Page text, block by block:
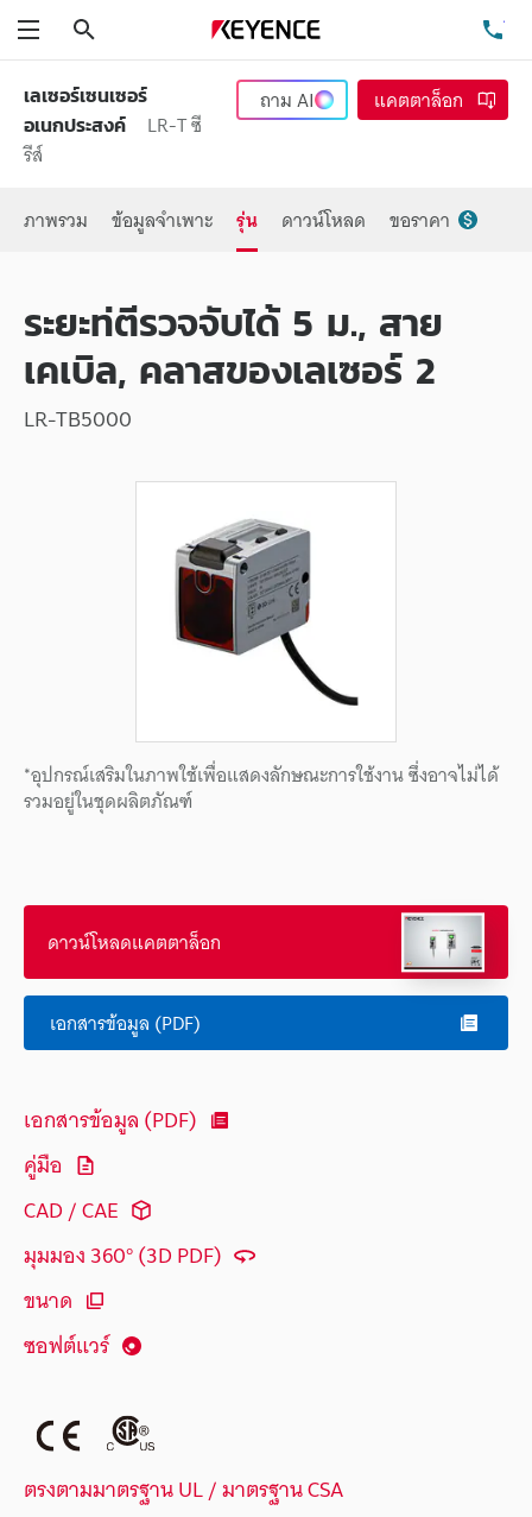
เลเซอร์เซนเซอร์
อเนกประสงค์
LR-T ซี
รีส์
ถามAI แคตตาล็อก
ภาพรวม ข้อมูลจำเพาะ รุ่น ดาวน์โหลด ขอราคา
ระยะท่ตีรวจจับได้ 5 ม., สาย
เคเบิล, คลาสของเลเซอร์ 2
LR-TB5000
*อุปกรณ์เสริมในภาพใช้เพื่อแสดงลักษณะการใช้งาน ซึ่งอาจไม่ได้
รวมอยู่ในชุดผลิตภัณฑ์
ดาวน์โหลดแคตตาล็อก
เอกสารข้อมูล (PDF)
เอกสารข้อมูล (PDF)
คู่มือ
CAD / CAE
มุมมอง 360° (3D PDF)
ขนาด
ซอฟต์แวร์
ตรงตามมาตรฐาน UL / มาตรฐาน CSA